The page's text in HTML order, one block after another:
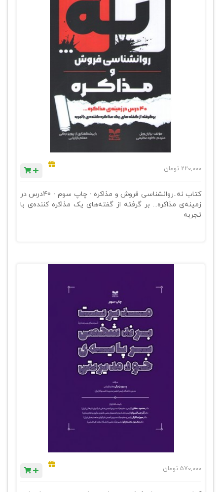
220,000 تومان
کتاب نه..روانشناسی فروش و مذاکره - چاپ سوم - 40درس در
زمینه‌ی مذاکره... بر گرفته از گفته‌های یک مذاکره کننده‌ی با
تجربه
570,000 تومان